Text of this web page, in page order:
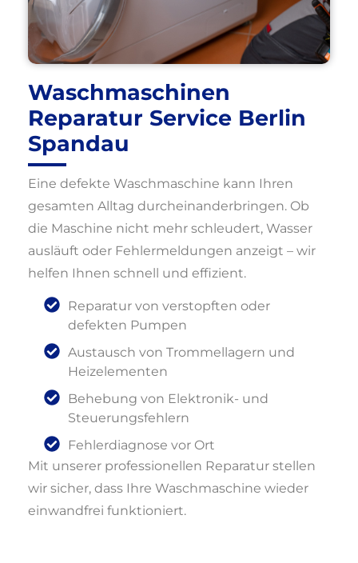
Waschmaschinen
Reparatur Service Berlin
Spandau
Eine defekte Waschmaschine kann Ihren
gesamten Alltag durcheinanderbringen. Ob
die Maschine nicht mehr schleudert, Wasser
ausläuft oder Fehlermeldungen anzeigt – wir
helfen Ihnen schnell und effizient.
Reparatur von verstopften oder
defekten Pumpen
Austausch von Trommellagern und
Heizelementen
Behebung von Elektronik- und
Steuerungsfehlern
Fehlerdiagnose vor Ort
Mit unserer professionellen Reparatur stellen
wir sicher, dass Ihre Waschmaschine wieder
einwandfrei funktioniert.